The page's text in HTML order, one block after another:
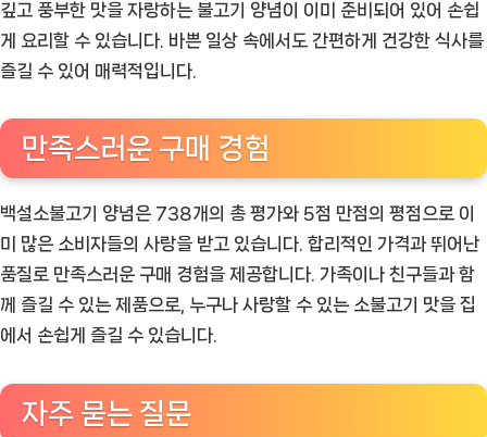
깊고 풍부한 맛을 자랑하는 불고기 양념이 이미 준비되어 있어 손쉽
게 요리할 수 있습니다. 바쁜 일상 속에서도 간편하게 건강한 식사를
즐길 수 있어 매력적입니다.
만족스러운 구매 경험
백설소불고기 양념은 738개의 총 평가와 5점 만점의 평점으로 이
미 많은 소비자들의 사랑을 받고 있습니다. 합리적인 가격과 뛰어난
품질로 만족스러운 구매 경험을 제공합니다. 가족이나 친구들과 함
께 즐길 수 있는 제품으로, 누구나 사랑할 수 있는 소불고기 맛을 집
에서 손쉽게 즐길 수 있습니다.
자주 묻는 질문